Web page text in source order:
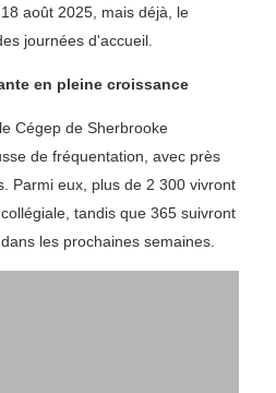
août 2025, mais déjà, le
journées d'accueil.
en pleine croissance
Cégep de Sherbrooke
de fréquentation, avec près
Parmi eux, plus de 2 300 vivront
tandis que 365 suivront
les prochaines semaines.